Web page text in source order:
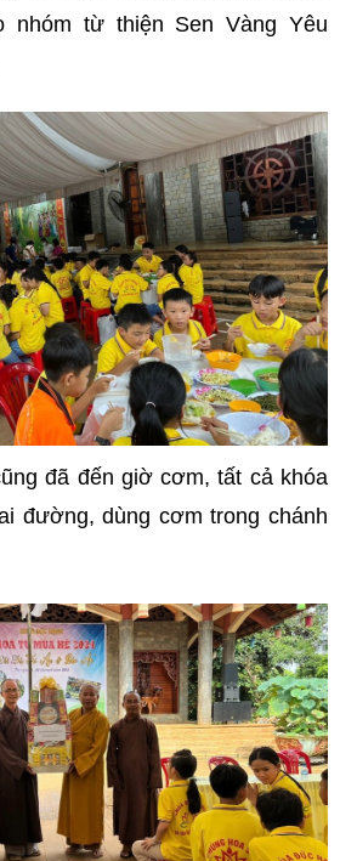
nhóm từ thiện Sen Vàng Yêu
đã đến giờ cơm, tất cả khóa
đường, dùng cơm trong chánh